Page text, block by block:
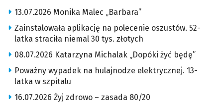
13.07.2026 Monika Malec „Barbara”
Zainstalowała aplikację na polecenie oszustów. 52-
latka straciła niemal 30 tys. złotych
08.07.2026 Katarzyna Michalak „Dopóki żyć będę”
Poważny wypadek na hulajnodze elektrycznej. 13-
latka w szpitalu
16.07.2026 Żyj zdrowo – zasada 80/20